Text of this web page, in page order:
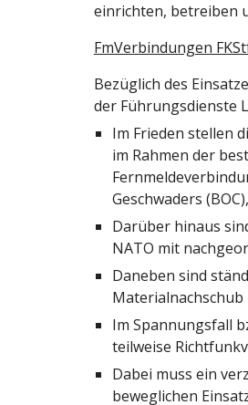
einrichten, betreiben
FmVerbindungen
Bezüglich des
der Führungsdienste
Im Frieden stellen
im Rahmen der
Geschwaders
Darüber hinaus
NATO mit
Daneben sind
Im Spannungsfall
teilweise
Dabei muss ein
beweglichen